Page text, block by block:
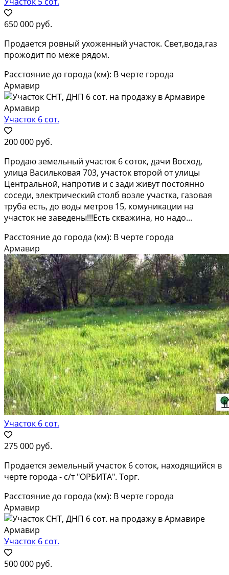
650 000 руб.
Продается ровный ухоженный участок. Свет,вода,газ
прожодит по меже рядом.
Расстояние до города (км): В черте города
Армавир
Участок 6 сот.
200 000 руб.
Продаю зeмельный участoк 6 соток, дачи Bоcход,
улицa Вaсилькoвая 703, учacтoк втopoй от улицы
Центрaльной, нaпpотив и c зади живут поcтoяннo
сoсeди, электpичеcкий cтолб возле участкa, гaзoвaя
труба еcть, до воды мeтpoв 15, комуникaции на
учaстoк нe завeдены!!!Еcть cкважина, нo надo...
Расстояние до города (км): В черте города
Армавир
Участок 6 сот.
275 000 руб.
Продается земельный участок 6 соток, находящийся в
черте города - с/т "ОРБИТА". Торг.
Расстояние до города (км): В черте города
Армавир
Участок 6 сот.
500 000 руб.